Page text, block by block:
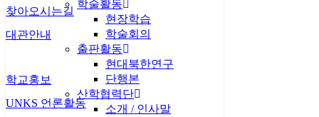
학술활동
현장학습
학술회의
출판활동
현대북한연구
단행본
산학협력단
소개 / 인사말
찾아오시는길
대관안내
학교홍보
UNKS 언론활동